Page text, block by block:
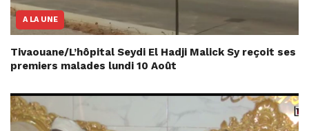
A LA UNE
Tivaouane/L’hôpital Seydi El Hadji Malick Sy reçoit ses
premiers malades lundi 10 Août